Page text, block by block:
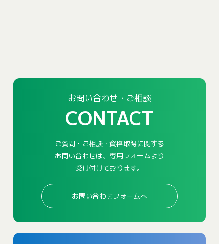
お問い合わせ・ご相談
CONTACT
ご質問・ご相談・資格取得に関する
お問い合わせは、専用フォームより
受け付けております。
お問い合わせフォームへ